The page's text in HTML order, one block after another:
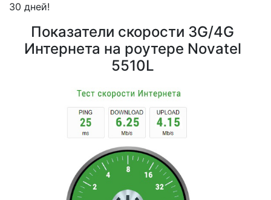
30 дней!
Показатели скорости 3G/4G
Интернета на роутере Novatel
5510L